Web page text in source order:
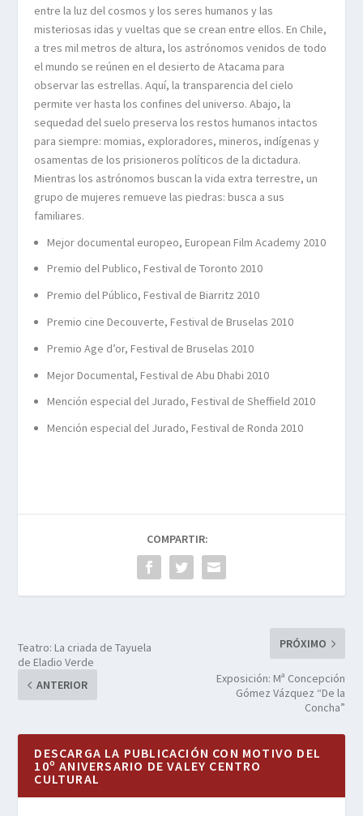
entre la luz del cosmos y los seres humanos y las
misteriosas idas y vueltas que se crean entre ellos. En Chile,
a tres mil metros de altura, los astrónomos venidos de todo
el mundo se reúnen en el desierto de Atacama para
observar las estrellas. Aquí, la transparencia del cielo
permite ver hasta los confines del universo. Abajo, la
sequedad del suelo preserva los restos humanos intactos
para siempre: momias, exploradores, mineros, indígenas y
osamentas de los prisioneros políticos de la dictadura.
Mientras los astrónomos buscan la vida extra terrestre, un
grupo de mujeres remueve las piedras: busca a sus
familiares.
Mejor documental europeo, European Film Academy 2010
Premio del Publico, Festival de Toronto 2010
Premio del Público, Festival de Biarritz 2010
Premio cine Decouverte, Festival de Bruselas 2010
Premio Age d’or, Festival de Bruselas 2010
Mejor Documental, Festival de Abu Dhabi 2010
Mención especial del Jurado, Festival de Sheffield 2010
Mención especial del Jurado, Festival de Ronda 2010
COMPARTIR:
Teatro: La criada de Tayuela
de Eladio Verde
ANTERIOR
PRÓXIMO
Exposición: Mª Concepción
Gómez Vázquez “De la
Concha”
DESCARGA LA PUBLICACIÓN CON MOTIVO DEL
10º ANIVERSARIO DE VALEY CENTRO
CULTURAL